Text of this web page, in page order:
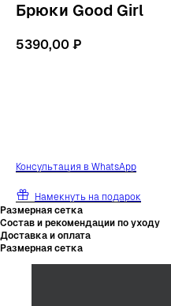
Брюки Good Girl
5390,00 ₽
Консультация в WhatsApp
Намекнуть на подарок
Размерная сетка
Состав и рекомендации по уходу
Доставка и оплата
Размерная сетка